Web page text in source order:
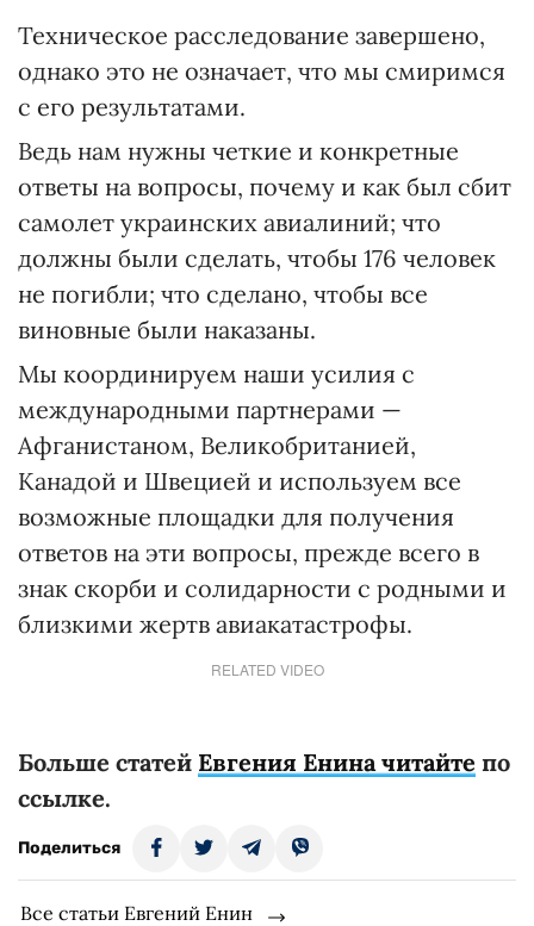
Техническое расследование завершено,
однако это не означает, что мы смиримся
с его результатами.
Ведь нам нужны четкие и конкретные
ответы на вопросы, почему и как был сбит
самолет украинских авиалиний; что
должны были сделать, чтобы 176 человек
не погибли; что сделано, чтобы все
виновные были наказаны.
Мы координируем наши усилия с
международными партнерами —
Афганистаном, Великобританией,
Канадой и Швецией и используем все
возможные площадки для получения
ответов на эти вопросы, прежде всего в
знак скорби и солидарности с родными и
близкими жертв авиакатастрофы.
RELATED VIDEO
Больше статей Евгения Енина читайте по
ссылке.
Поделиться
Все статьи Евгений Енин